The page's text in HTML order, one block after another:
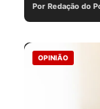
Por Redação do
OPINIÃO